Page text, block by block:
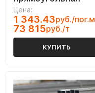
Цена:
1 343.43руб./пог.м
73 815руб./т
КУПИТЬ